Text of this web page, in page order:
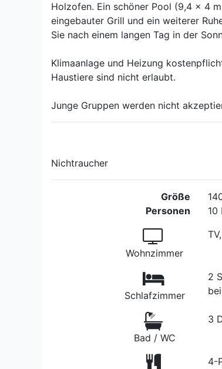
Holzofen. Ein schöner Pool (9,4 x 4
eingebauter Grill und ein weiterer
Sie nach einem langen Tag in der
Klimaanlage und Heizung
Haustiere sind nicht erlaubt.
Junge Gruppen werden nicht
Nichtraucher
Größe
Personen
10
Wohnzimmer
Schlafzimmer
2
Bad / WC
3
4-